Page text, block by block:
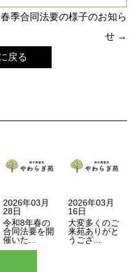
春季合同法要の様子のお知ら
せ →
戻る
2026年03月
28日
令和8年春の
合同法要を開
催いた...
2026年03月
16日
大変多くのご
来苑ありがと
うござ...